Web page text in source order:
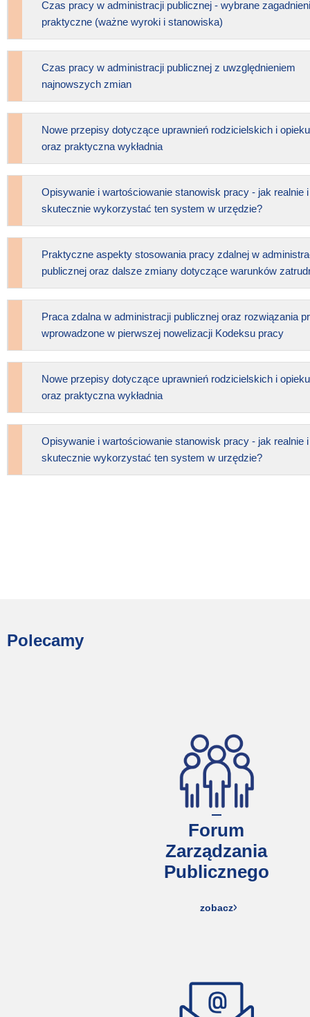
Czas pracy w administracji publicznej - wybrane
praktyczne (ważne wyroki i stanowiska)
Czas pracy w administracji publicznej z uwzględnieniem
najnowszych zmian
Nowe przepisy dotyczące uprawnień rodzicielskich i
oraz praktyczna wykładnia
Opisywanie i wartościowanie stanowisk pracy - jak realnie i
skutecznie wykorzystać ten system w urzędzie?
Praktyczne aspekty stosowania pracy zdalnej w
publicznej oraz dalsze zmiany dotyczące warunków
Praca zdalna w administracji publicznej oraz rozwiązania
wprowadzone w pierwszej nowelizacji Kodeksu pracy
Nowe przepisy dotyczące uprawnień rodzicielskich i
oraz praktyczna wykładnia
Opisywanie i wartościowanie stanowisk pracy - jak realnie i
skutecznie wykorzystać ten system w urzędzie?
Polecamy
Forum
Zarządzania
Publicznego
zobacz